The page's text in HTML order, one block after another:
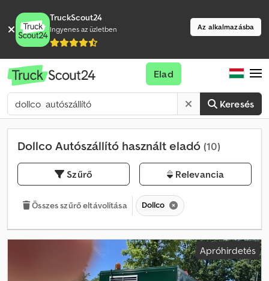
TruckScout24
Ingyenes az üzletben Az alkalmazásba
Keresés
Elad
Dollco Autószállító használt eladó (10)
Szűrő Relevancia
Összes szűrő eltávolítása Dollco
Apróhirdetés